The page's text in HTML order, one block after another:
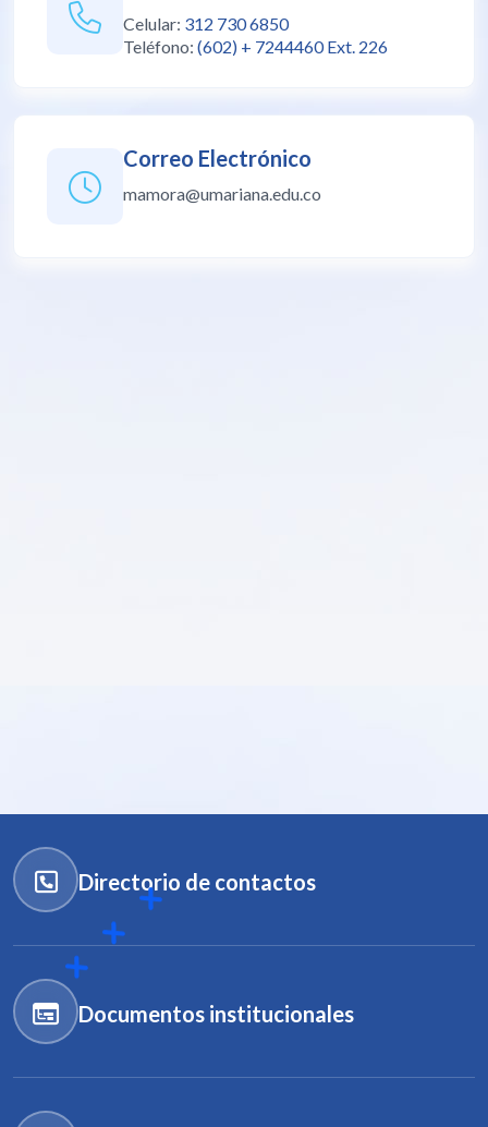
Celular: 312 730 6850
Teléfono: (602) + 7244460 Ext. 226
Correo Electrónico
mamora@umariana.edu.co
Directorio de contactos
Documentos institucionales